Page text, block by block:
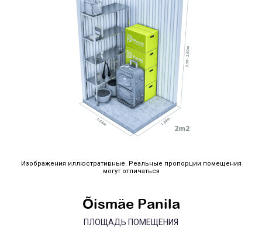
Изображения иллюстративные. Реальные пропорции помещения
могут отличаться
Õismäe Panila
ПЛОЩАДЬ ПОМЕЩЕНИЯ